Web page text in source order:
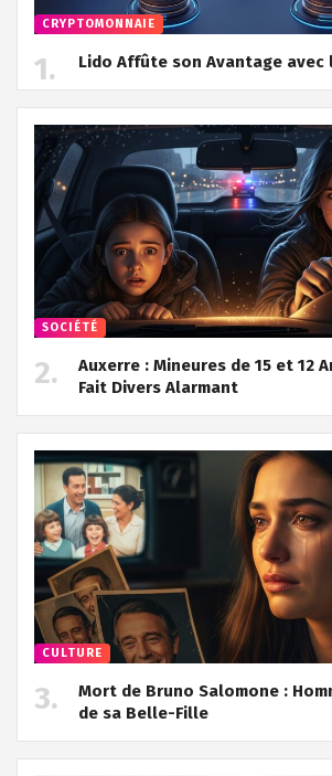
CRYPTOMONNAIE
Lido Affûte son Avantage avec
SOCIÉTÉ
Auxerre : Mineures de 15 et 12
Fait Divers Alarmant
CULTURE
Mort de Bruno Salomone :
de sa Belle-Fille